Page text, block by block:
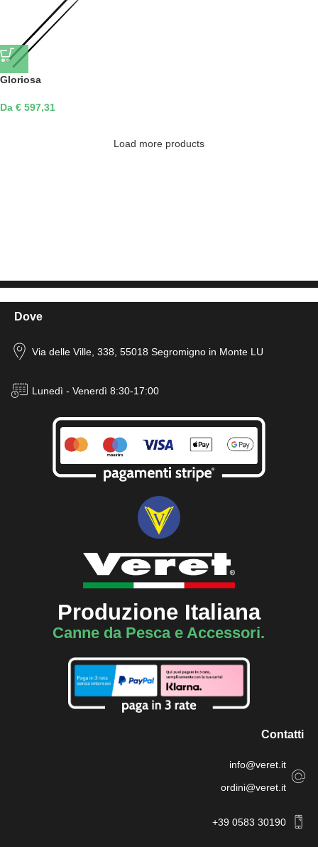
Gloriosa
Da € 597,31
Load more products
Dove
Via delle Ville, 338, 55018 Segromigno in Monte LU
Lunedì - Venerdì 8:30-17:00
Produzione Italiana
Canne da Pesca e Accessori.
Contatti
info@veret.it
ordini@veret.it
+39 0583 30190